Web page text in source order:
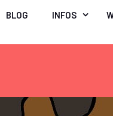
BLOG INFOS